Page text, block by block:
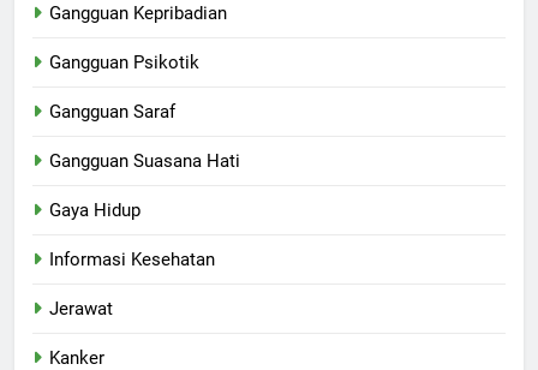
Gangguan Kepribadian
Gangguan Psikotik
Gangguan Saraf
Gangguan Suasana Hati
Gaya Hidup
Informasi Kesehatan
Jerawat
Kanker